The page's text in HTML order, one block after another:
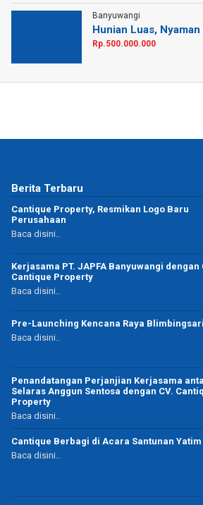
Banyuwangi
Hunian Luas,
Rp.500.000.000
Berita Terbaru
Cantique Property, Resmikan Logo Baru
Perusahaan
Baca disini..
Kerjasama PT. JAPFA Banyuwangi dengan
Cantique Property
Baca disini..
Pre-Launching Kencana Raya Blimbingsari
Baca disini..
Penandatangan Perjanjian Kerjasama
Selaras Anggun Sentosa dengan CV.
Property
Baca disini..
Cantique Berbagi di Acara Santunan Yatim
Baca disini..